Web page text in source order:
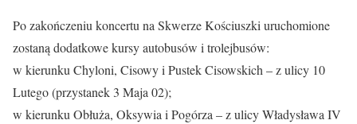
Po zakończeniu koncertu na Skwerze Kościuszki uruchomione
zostaną dodatkowe kursy autobusów i trolejbusów:
w kierunku Chyloni, Cisowy i Pustek Cisowskich – z ulicy 10
Lutego (przystanek 3 Maja 02);
w kierunku Obłuża, Oksywia i Pogórza – z ulicy Władysława IV